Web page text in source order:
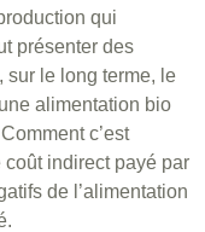
qui
présenter des
sur le long terme, le
alimentation bio
c’est
indirect payé par
de l’alimentation